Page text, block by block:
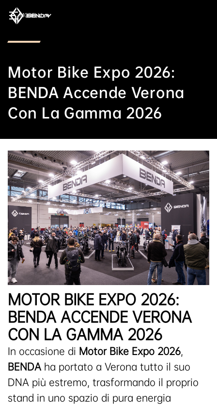
MODELLI
Motor Bike Expo 2026:
BENDA Accende Verona
Con La Gamma 2026
MOTOR BIKE EXPO 2026:
BENDA ACCENDE VERONA
CON LA GAMMA 2026
In occasione di Motor Bike Expo 2026,
BENDAha portato a Verona tutto il suo
DNA più estremo, trasformando il proprio
stand in uno spazio di pura energia